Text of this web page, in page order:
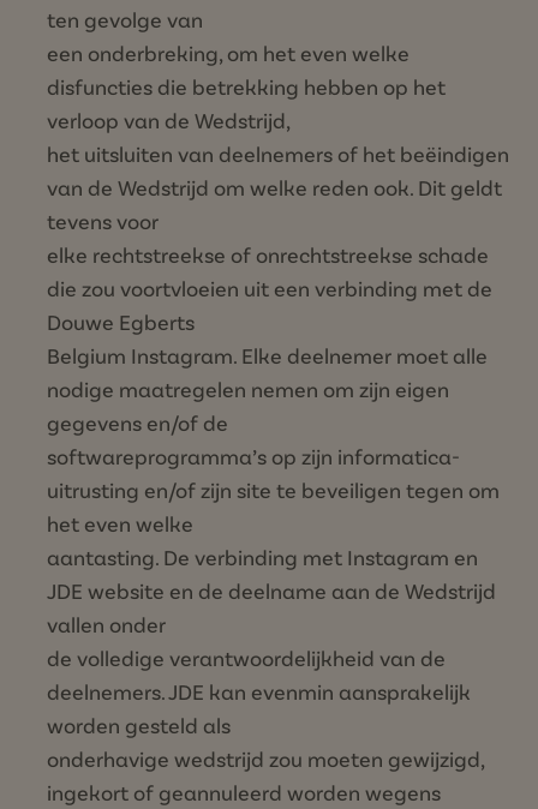
ten gevolge van
een onderbreking, om het even welke
disfuncties die betrekking hebben op het
verloop van de Wedstrijd,
het uitsluiten van deelnemers of het beëindigen
van de Wedstrijd om welke reden ook. Dit geldt
tevens voor
elke rechtstreekse of onrechtstreekse schade
die zou voortvloeien uit een verbinding met de
Douwe Egberts
Belgium Instagram. Elke deelnemer moet alle
nodige maatregelen nemen om zijn eigen
gegevens en/of de
softwareprogramma’s op zijn informatica-
uitrusting en/of zijn site te beveiligen tegen om
het even welke
aantasting. De verbinding met Instagram en
JDE website en de deelname aan de Wedstrijd
vallen onder
de volledige verantwoordelijkheid van de
deelnemers. JDE kan evenmin aansprakelijk
worden gesteld als
onderhavige wedstrijd zou moeten gewijzigd,
ingekort of geannuleerd worden wegens